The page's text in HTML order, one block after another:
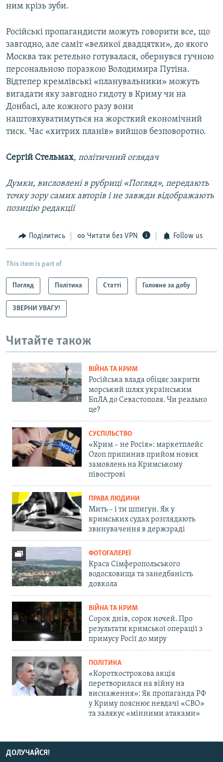
ним крізь зуби.
Російські пропагандисти можуть говорити все, що
завгодно, але саміт «великої двадцятки», до якого
Москва так ретельно готувалася, обернувся гучною
персональною поразкою Володимира Путіна.
Відтепер кремлівські «планувальники» можуть
вигадати яку завгодно гидоту в Криму чи на
Донбасі, але кожного разу вони
наштовхуватимуться на жорсткий економічний
тиск. Час «хитрих планів» вийшов безповоротно.
Сергій Стельмах, політичний оглядач
Думки, висловлені в рубриці «Погляд», передають
точку зору самих авторів і не завжди відображають
позицію редакції
Поділитись Читати без VPN Follow us
This item is part of
Погляд Політика Статті Головне за добу
ЗВЕРНИ УВАГУ!
Читайте також
ВІЙНА ТА КРИМ
Російська влада обіцяє закрити
морський шлях українським
БпЛА до Севастополя. Чи реально
це?
СУСПІЛЬСТВО
«Крим – не Росія»: маркетплейс
Ozon припинив прийом нових
замовлень на Кримському
півострові
ПРАВА ЛЮДИНИ
Мить – і ти шпигун. Як у
кримських судах розглядають
звинувачення в держзраді
ФОТОГАЛЕРЕЇ
Краса Сімферопольського
водосховища та занедбаність
довкола
ВІЙНА ТА КРИМ
Сорок днів, сорок ночей. Про
результати кримської операції з
примусу Росії до миру
ПОЛІТИКА
«Короткострокова акція
перетворилася на війну на
виснаження»: Як пропаганда РФ
у Криму пояснює невдачі «СВО»
та залякує «мінними атаками»
ДОЛУЧАЙСЯ!